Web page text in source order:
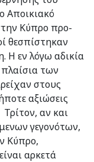
Αποικιακό
Κύπρο προ-
θεσπίστηκαν
Η εν λόγω αδικία
πλαίσια των
στους
αξιώσεις
αν και
γεγονότων,
Κύπρο,
αρκετά